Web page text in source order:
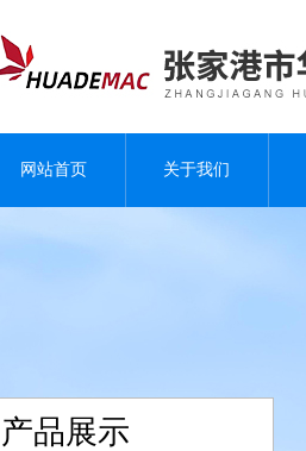
网站首页 关于我们
产品展示